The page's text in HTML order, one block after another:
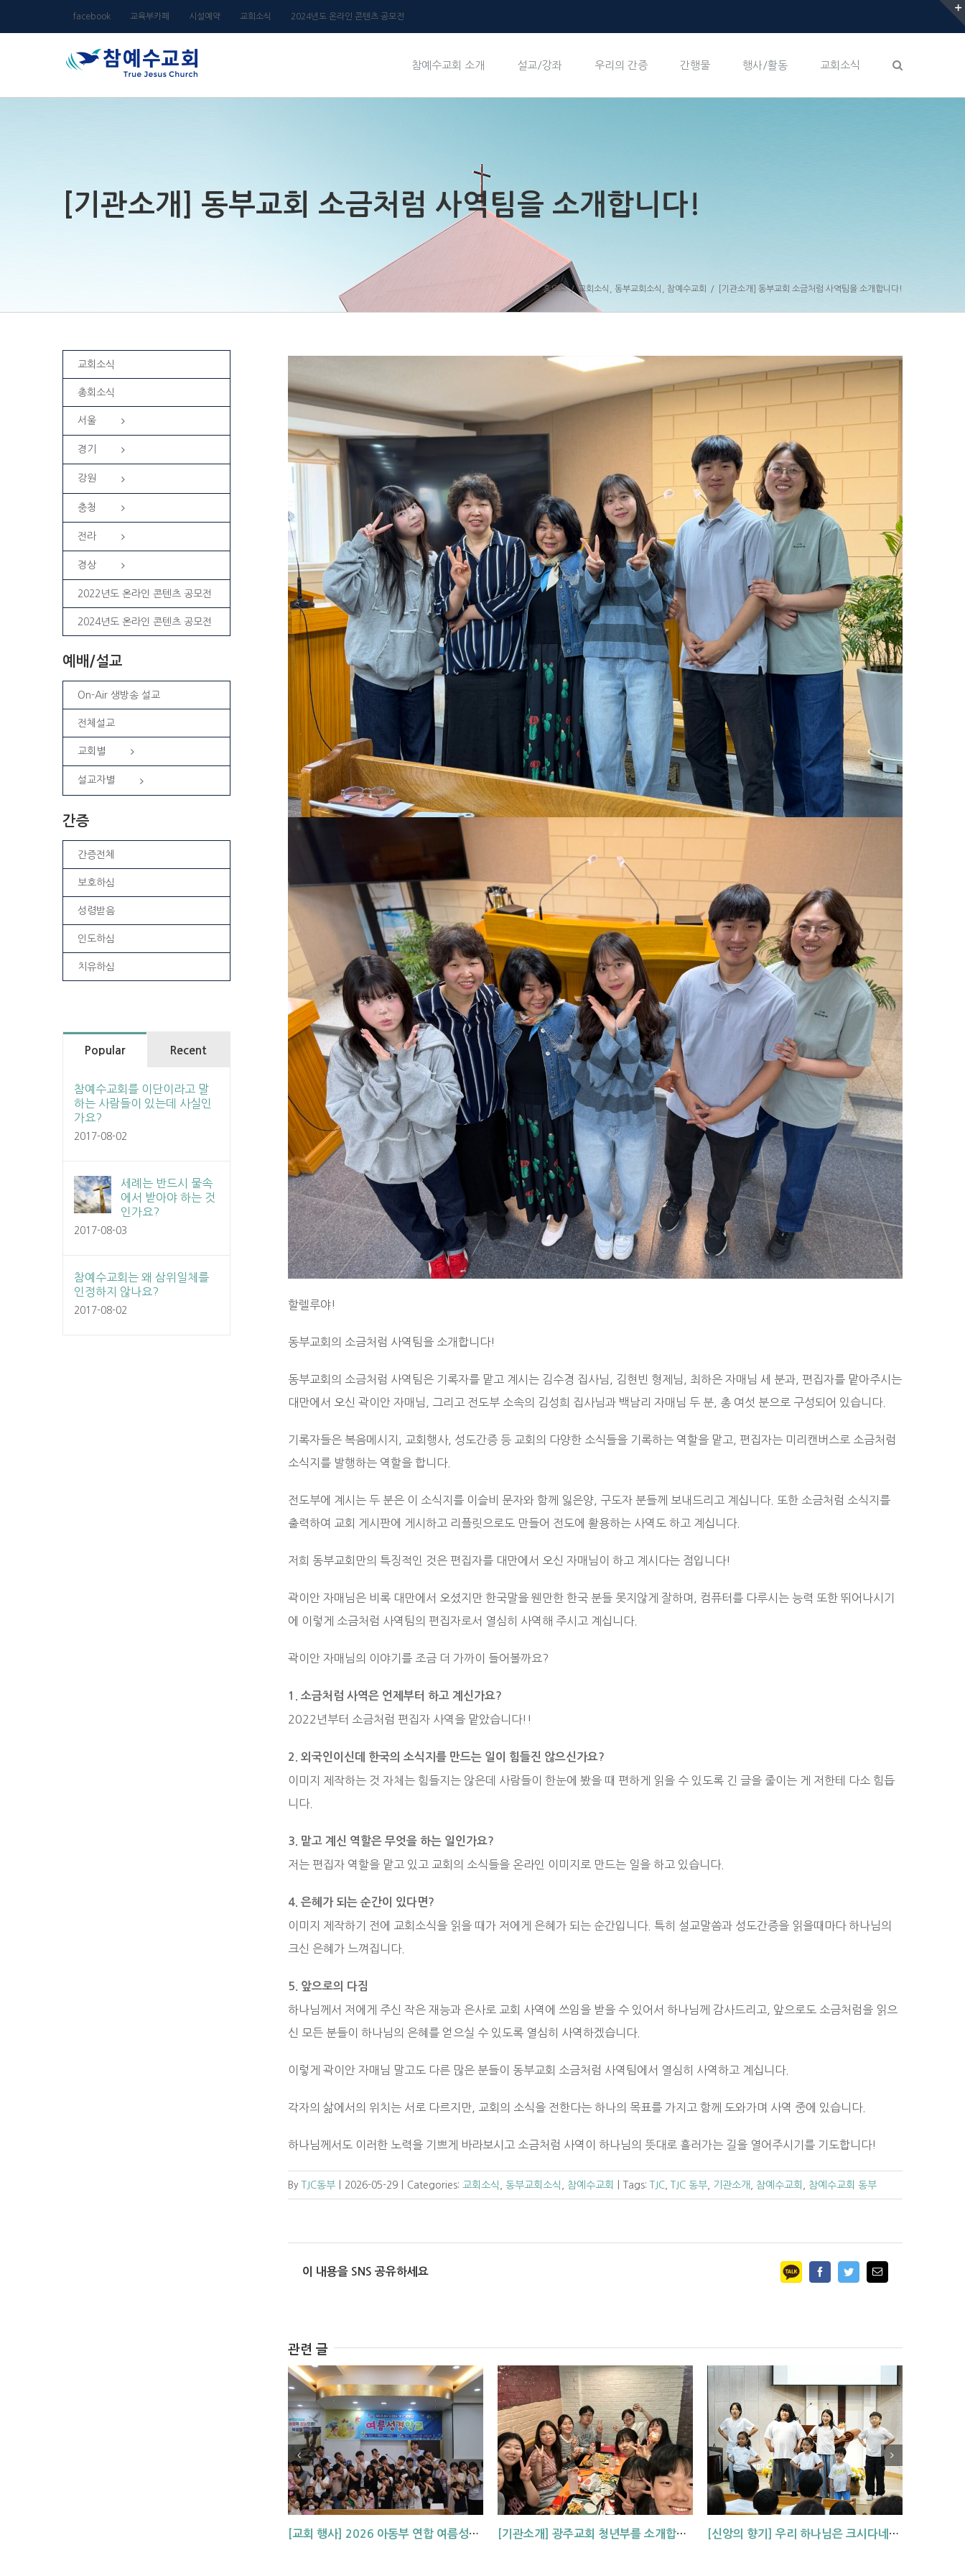
to
facebook 교육부카페 시설예약 교회소식 2024년도 온라인 콘텐츠 공모전
참예수교회 소개 설교/강좌 우리의 간증 간행물 행사/활동 교회소식
[기관소개] 동부교회 소금처럼 사역팀을 소개합니다!
홈으로 / 교회소식 동부교회소식 참예수교회 / [기관소개] 동부교회 소금처럼 사역팀을 소개합니다!
할렐루야!
동부교회의 소금처럼 사역팀을 소개합니다!
동부교회의 소금처럼 사역팀은 기록자를 맡고 계시는 김수경 집사님, 김현빈 형제님, 최하은 자매님 세 분과, 편집자를 맡아주시는
대만에서 오신 곽이안 자매님, 그리고 전도부 소속의 김성희 집사님과 백남리 자매님 두 분, 총 여섯 분으로 구성되어 있습니다.
기록자들은 복음메시지, 교회행사, 성도간증 등 교회의 다양한 소식들을 기록하는 역할을 맡고, 편집자는 미리캔버스로 소금처럼
소식지를 발행하는 역할을 합니다.
전도부에 계시는 두 분은 이 소식지를 이슬비 문자와 함께 잃은양, 구도자 분들께 보내드리고 계십니다. 또한 소금처럼 소식지를
출력하여 교회 게시판에 게시하고 리플릿으로도 만들어 전도에 활용하는 사역도 하고 계십니다.
저희 동부교회만의 특징적인 것은 편집자를 대만에서 오신 자매님이 하고 계시다는 점입니다!
곽이안 자매님은 비록 대만에서 오셨지만 한국말을 웬만한 한국 분들 못지않게 잘하며, 컴퓨터를 다루시는 능력 또한 뛰어나시기
에 이렇게 소금처럼 사역팀의 편집자로서 열심히 사역해 주시고 계십니다.
곽이안 자매님의 이야기를 조금 더 가까이 들어볼까요?
1. 소금처럼 사역은 언제부터 하고 계신가요?
2022년부터 소금처럼 편집자 사역을 맡았습니다!!
2. 외국인이신데 한국의 소식지를 만드는 일이 힘들진 않으신가요?
이미지 제작하는 것 자체는 힘들지는 않은데 사람들이 한눈에 봤을 때 편하게 읽을 수 있도록 긴 글을 줄이는 게 저한테 다소 힘듭
니다.
3. 맡고 계신 역할은 무엇을 하는 일인가요?
저는 편집자 역할을 맡고 있고 교회의 소식들을 온라인 이미지로 만드는 일을 하고 있습니다.
4. 은혜가 되는 순간이 있다면?
이미지 제작하기 전에 교회소식을 읽을 때가 저에게 은혜가 되는 순간입니다. 특히 설교말씀과 성도간증을 읽을때마다 하나님의
크신 은혜가 느껴집니다.
5. 앞으로의 다짐
하나님께서 저에게 주신 작은 재능과 은사로 교회 사역에 쓰임을 받을 수 있어서 하나님께 감사드리고, 앞으로도 소금처럼을 읽으
신 모든 분들이 하나님의 은혜를 얻으실 수 있도록 열심히 사역하겠습니다.
이렇게 곽이안 자매님 말고도 다른 많은 분들이 동부교회 소금처럼 사역팀에서 열심히 사역하고 계십니다.
각자의 삶에서의 위치는 서로 다르지만, 교회의 소식을 전한다는 하나의 목표를 가지고 함께 도와가며 사역 중에 있습니다.
하나님께서도 이러한 노력을 기쁘게 바라보시고 소금처럼 사역이 하나님의 뜻대로 흘러가는 길을 열어주시기를 기도합니다!
By TJC동부 2026-05-29 Categories: 교회소식 동부교회소식 참예수교회 Tags: TJC TJC 동부 기관소개 참예수교회 참예수교회 동부
이 내용을 SNS 공유하세요 FacebookTwitterEmail
관련 글
[교회 행사] 2026 아동부 연합 여름성경학교 (부산, 거제, 대구) [기관소개] 광주교회 청년부를 소개합니다! [신앙의 향기] 우리 하나님은 크시다네_아동부 찬양
교회소식
총회소식
서울
경기
강원
충청
전라
경상
2022년도 온라인 콘텐츠 공모전
2024년도 온라인 콘텐츠 공모전
예배/설교
On-Air 생방송 설교
전체설교
교회별
설교자별
간증
간증전체
보호하심
성령받음
인도하심
치유하심
Popular Recent
참예수교회를 이단이라고 말
하는 사람들이 있는데 사실인
가요?
2017-08-02
세례는 반드시 물속
에서 받아야 하는 것
인가요?
2017-08-03
참예수교회는 왜 삼위일체를
인정하지 않나요?
2017-08-02